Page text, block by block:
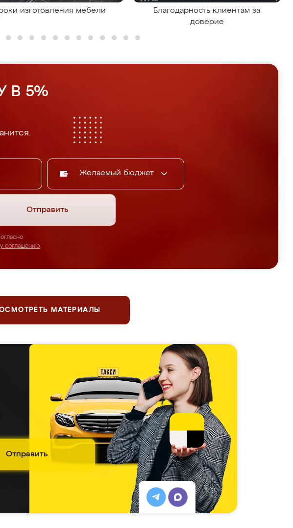
изготовления мебели
Благодарность клиентам за
доверие
В 5%
Желаемый бюджет
Отправить
соглашению
МАТЕРИАЛЫ
Отправить